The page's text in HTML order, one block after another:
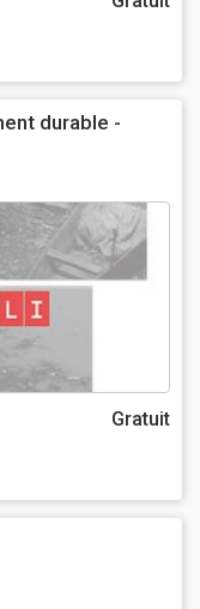
durable -
Gratuit